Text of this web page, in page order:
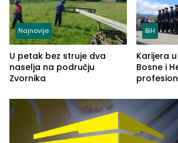
Najnovije
U petak bez struje dva
naselja na području
Zvornika
BiH
Karijera
Bosne i
služba